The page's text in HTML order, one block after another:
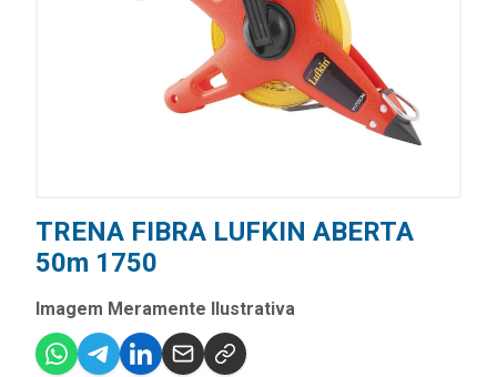
TRENA FIBRA LUFKIN ABERTA
50m 1750
Imagem Meramente Ilustrativa